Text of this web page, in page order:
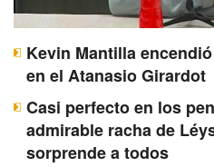
Kevin Mantilla
en el Atanasio Girardot
Casi perfecto en los
admirable racha de
sorprende a todos